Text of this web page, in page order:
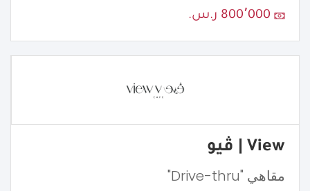
800٬000 ر.س.
View | ڤيو
مقاهي "Drive-thru"